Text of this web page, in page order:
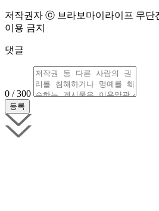
저작권자 ⓒ 브라보마이라이프 무단
이용 금지
댓글
0 / 300